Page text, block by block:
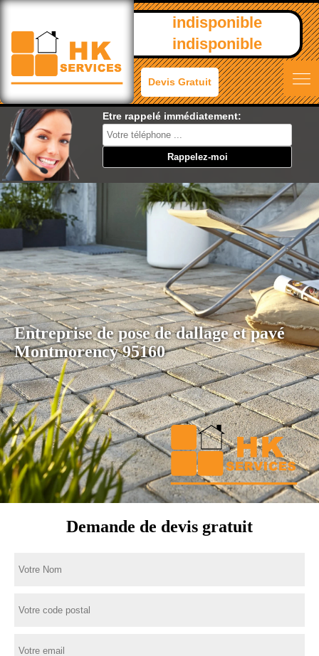
indisponible
indisponible
Devis Gratuit
Etre rappelé immédiatement:
Entreprise de pose de dallage et pavé
Montmorency 95160
Demande de devis gratuit